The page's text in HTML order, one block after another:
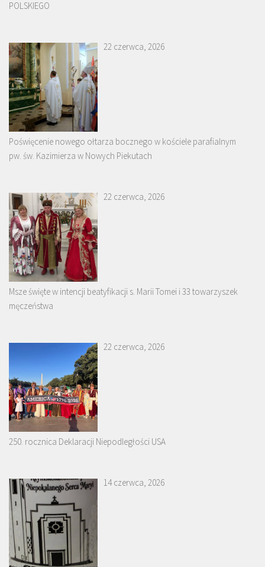
POLSKIEGO
22 czerwca, 2026
Poświęcenie nowego ołtarza bocznego w kościele parafialnym
pw. św. Kazimierza w Nowych Piekutach
22 czerwca, 2026
Msze święte w intencji beatyfikacji s. Marii Tomei i 33 towarzyszek
męczeństwa
22 czerwca, 2026
250. rocznica Deklaracji Niepodległości USA
14 czerwca, 2026